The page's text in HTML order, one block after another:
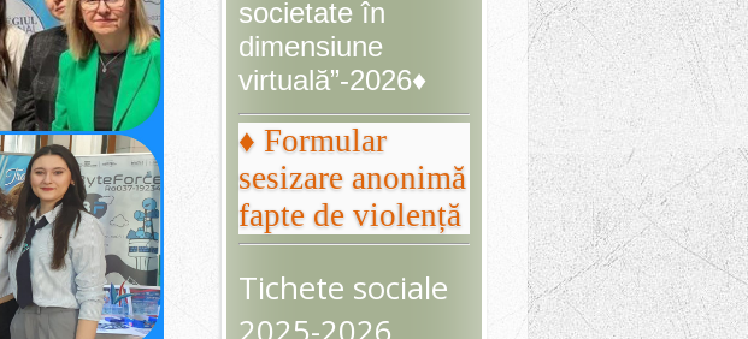
societate în
dimensiune
virtuală”-2026♦
♦ Formular
sesizare anonimă
fapte de violență
Tichete sociale